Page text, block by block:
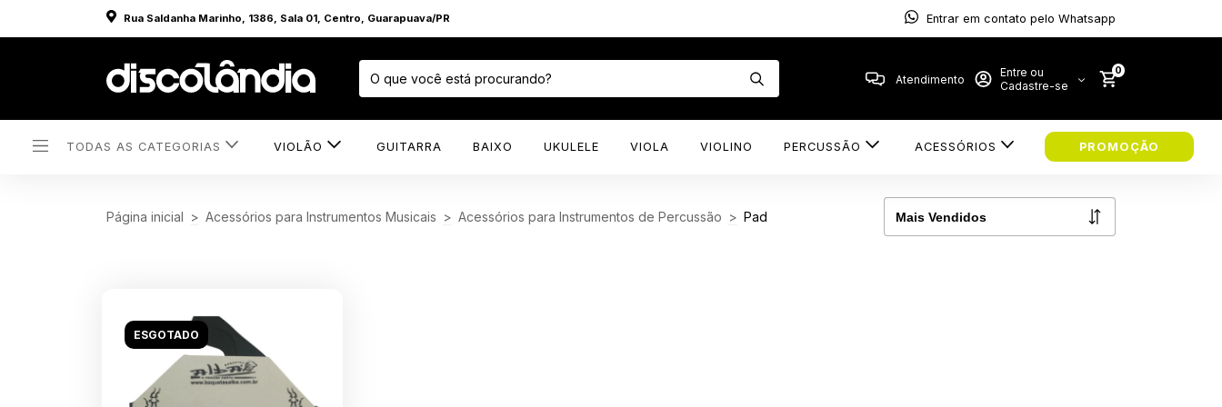
Rua Saldanha Marinho, 1386, Sala 01, Centro, Guarapuava/PR Entrar em contato pelo Whatsapp
Atendimento
Entre ou
Cadastre-se
0
TODAS AS CATEGORIAS VIOLÃO GUITARRA BAIXO UKULELE VIOLA VIOLINO PERCUSSÃO ACESSÓRIOS PROMOÇÃO
Página inicial > Acessórios para Instrumentos Musicais > Acessórios para Instrumentos de Percussão > Pad
ESGOTADO